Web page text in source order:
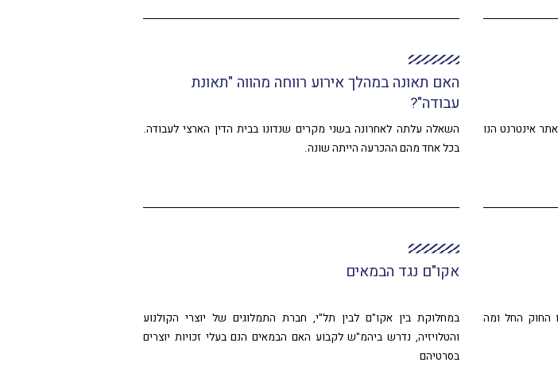
אינטרנט הנו
האם תאונה במהלך אירוע רווחה מהווה "תאונת
עבודה"?
השאלה עלתה לאחרונה בשני מקרים שנדונו בבית הדין הארצי לעבודה.
בכל אחד מהם ההכרעה הייתה שונה.
החוק החל ומה
אקו"ם נגד הבמאים
במחלוקת בין אקו"ם לבין תל"י, חברת התמלוגים של יוצרי הקולנוע
והטלויזיה, נדרש ביהמ"ש לקבוע האם הבמאים הנם בעלי זכויות יוצרים
בסרטיהם